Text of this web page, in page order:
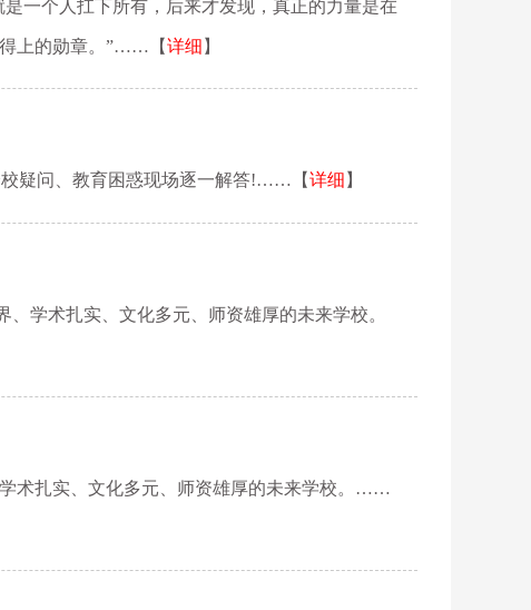
一个人扛下所有，后来才发现，真正的力量是在
得上的勋章。”……【详细 】
校疑问、教育困惑现场逐一解答!……【详细 】
学术扎实、文化多元、师资雄厚的未来学校。
术扎实、文化多元、师资雄厚的未来学校。……